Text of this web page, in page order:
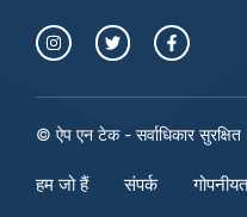
© ऐप एन टेक - सर्वाधिकार
हम जो हैं संपर्क